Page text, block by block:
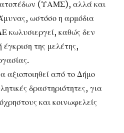
(ΥΑΜΣ), αλλά και
ωστόσο η αρμόδια
καθώς δεν
έγκριση της μελέτης,
αξιοποιηθεί από το Δήμο
δραστηριότητες, για
και κοινωφελείς